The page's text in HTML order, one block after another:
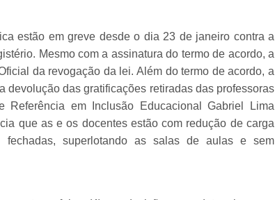
estão em greve desde o dia 23 de janeiro contra a
Mesmo com a assinatura do termo de acordo, a
da revogação da lei. Além do termo de acordo, a
devolução das gratificações retiradas das professoras
em Inclusão Educacional Gabriel Lima
que as e os docentes estão com redução de carga
superlotando as salas de aulas e sem